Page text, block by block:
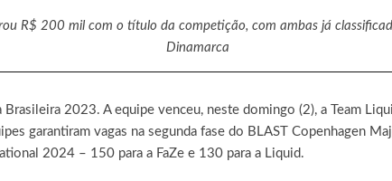
R$ 200 mil com o título da competição, com ambas já
Dinamarca
Brasileira 2023. A equipe venceu, neste domingo (2), a Team
garantiram vagas na segunda fase do BLAST Copenhagen
2024 – 150 para a FaZe e 130 para a Liquid.